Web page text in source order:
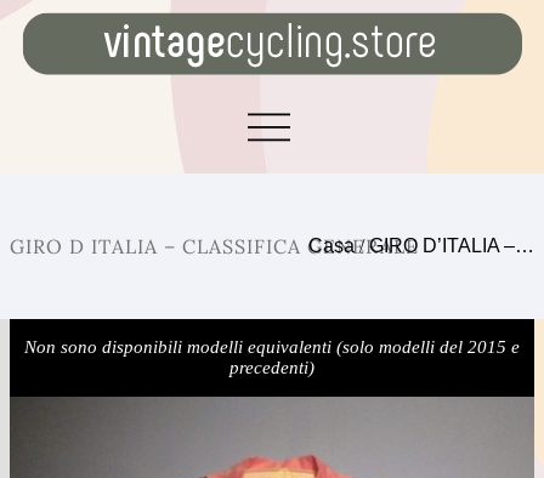
GIRO D ITALIA – CLASSIFICA GENERALE
Casa/GIRO D’ITALIA –…
Non sono disponibili modelli equivalenti (solo modelli del 2015 e
precedenti)